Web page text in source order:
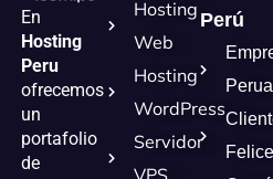
En
Hosting
Peru
ofrecemos
un
portafolio
de
Hosting
Web
Hosting
WordPress
Servidor
Perú